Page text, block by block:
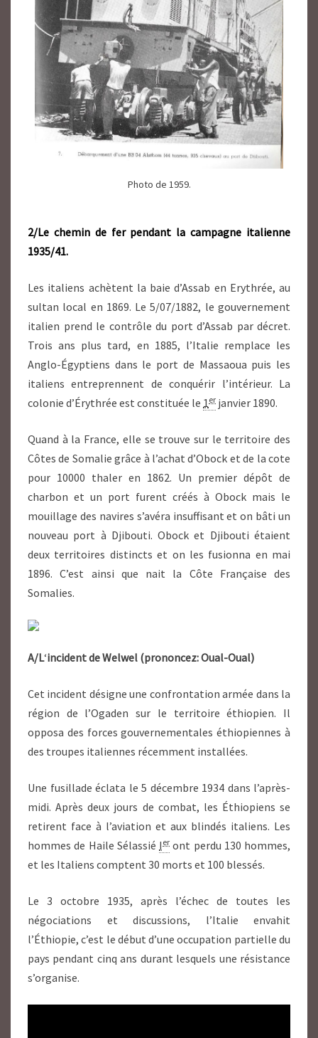
Photo de 1959.
2/Le chemin de fer pendant la campagne italienne
1935/41.
Les italiens achètent la baie d’Assab en Erythrée, au
sultan local en 1869. Le 5/07/1882, le gouvernement
italien prend le contrôle du port d’Assab par décret.
Trois ans plus tard, en 1885, l’Italie remplace les
Anglo-Égyptiens dans le port de Massaoua puis les
italiens entreprennent de conquérir l’intérieur. La
colonie d’Érythrée est constituée le 1 er janvier 1890.
Quand à la France, elle se trouve sur le territoire des
Côtes de Somalie grâce à l’achat d’Obock et de la cote
pour 10000 thaler en 1862. Un premier dépôt de
charbon et un port furent créés à Obock mais le
mouillage des navires s’avéra insuffisant et on bâti un
nouveau port à Djibouti. Obock et Djibouti étaient
deux territoires distincts et on les fusionna en mai
1896. C’est ainsi que nait la Côte Française des
Somalies.
A/L‘incident de Welwel (prononcez: Oual-Oual)
Cet incident désigne une confrontation armée dans la
région de l’Ogaden sur le territoire éthiopien. Il
opposa des forces gouvernementales éthiopiennes à
des troupes italiennes récemment installées.
Une fusillade éclata le 5 décembre 1934 dans l’après-
midi. Après deux jours de combat, les Éthiopiens se
retirent face à l’aviation et aux blindés italiens. Les
hommes de Haile Sélassié I er ont perdu 130 hommes,
et les Italiens comptent 30 morts et 100 blessés.
Le 3 octobre 1935, après l’échec de toutes les
négociations et discussions, l’Italie envahit
l’Éthiopie, c’est le début d’une occupation partielle du
pays pendant cinq ans durant lesquels une résistance
s’organise.